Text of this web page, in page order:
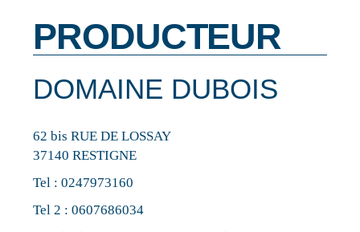
PRODUCTEUR
DOMAINE DUBOIS
62 bis RUE DE LOSSAY
37140 RESTIGNE
Tel :0247973160
Tel 2 :0607686034